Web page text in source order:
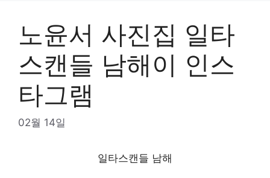
노윤서 사진집 일타
스캔들 남해이 인스
타그램
02월 14일
일타스캔들 남해